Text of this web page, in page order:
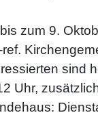
zum 9.
sind
Uhr,